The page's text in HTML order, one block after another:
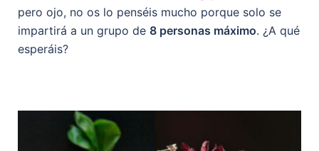
pero ojo, no os lo penséis mucho porque solo se
impartirá a un grupo de 8 personas máximo. ¿A qué
esperáis?